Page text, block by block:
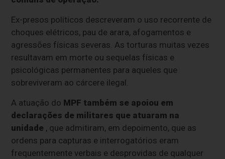
Ex-presos políticos descreveram o uso recorrente de
choques elétricos, pau de arara, afogamentos e
agressões físicas severas. As torturas muitas vezes
resultavam em morte ou sequelas físicas e
psicológicas permanentes para aqueles que
sobreviveram ao cárcere ilegal.
A atuação do MPF também se apoiou em
declarações de militares que atuaram na
unidade , que admitiram, em depoimento, que as
ordens para capturas e interrogatórios eram
frequentemente verbais e desprovidas de qualquer